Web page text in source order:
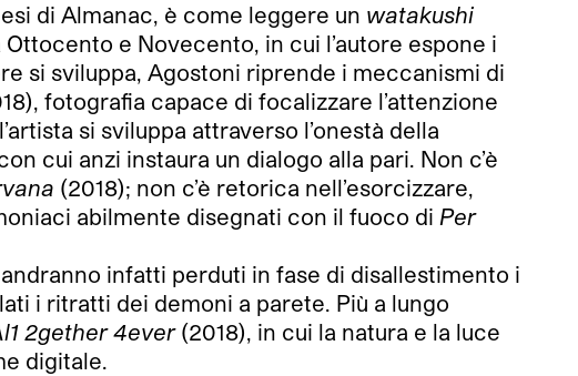
di Almanac, è come leggere un watakushi
e Novecento, in cui l’autore espone i
si sviluppa, Agostoni riprende i meccanismi di
fotografia capace di focalizzare l’attenzione
si sviluppa attraverso l’onestà della
cui anzi instaura un dialogo alla pari. Non c’è
(2018); non c’è retorica nell’esorcizzare,
abilmente disegnati con il fuoco di Per
infatti perduti in fase di disallestimento i
i ritratti dei demoni a parete. Più a lungo
2gether 4ever (2018), in cui la natura e la luce
digitale.